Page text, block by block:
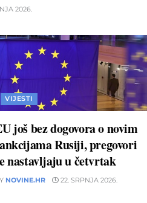
2026.
VIJESTI
još bez dogovora o novim
Rusiji, pregovori
nastavljaju u četvrtak
NOVINE.HR 22. SRPNJA 2026.